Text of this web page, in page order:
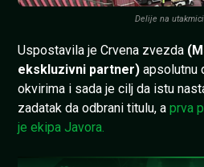
Delije na
Uspostavila je Crvena zvezda
ekskluzivni partner) apsolutnu
okvirima i sada je cilj da istu
zadatak da odbrani titulu, a prva
je ekipa Javora.